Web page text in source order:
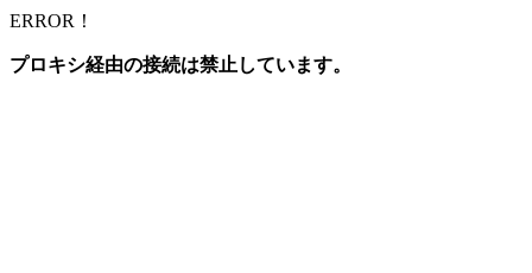
ERROR！
プロキシ経由の接続は禁止しています。